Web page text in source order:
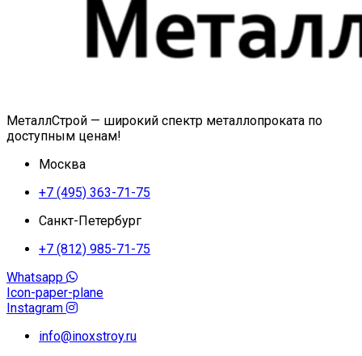
МеталлСтрой — широкий спектр металлопроката по
доступным ценам!
Москва
+7 (495) 363-71-75
Санкт-Петербург
+7 (812) 985-71-75
Whatsapp
Icon-paper-plane
Instagram
info@inoxstroy.ru